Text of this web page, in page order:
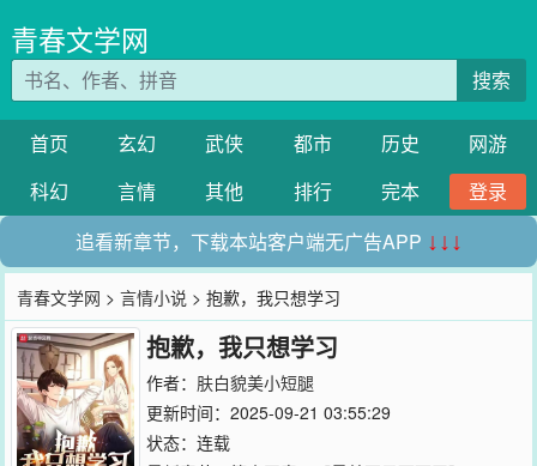
青春文学网
搜索
首页 玄幻 武侠 都市 历史
网游
科幻
言情 其他 排行 完本
登录
追看新章节，下载本站客户端无广告APP ↓↓↓
青春文学网 >言情小说 > 抱歉，我只想学习
抱歉，我只想学习
作者： 肤白貌美小短腿
更新时间：2025-09-21 03:55:29
状态：连载